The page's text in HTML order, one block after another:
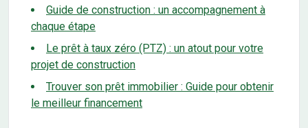
Guide de construction : un accompagnement à
chaque étape
Le prêt à taux zéro (PTZ) : un atout pour votre
projet de construction
Trouver son prêt immobilier : Guide pour obtenir
le meilleur financement